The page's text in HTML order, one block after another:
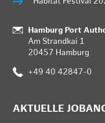
:
Hamburg Port
Am Strandkai 1
20457 Hamburg
: +49 40 42847-0
AKTUELLE